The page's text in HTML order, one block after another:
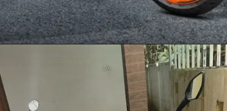
https://newsalerts24.in/web-stories/bajaj-pulsar-n150-review-india/